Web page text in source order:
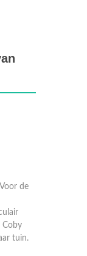
kerstuizending
aan de rand
En dat met hulp
Eggen die iets
Met